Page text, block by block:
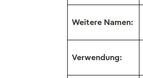
Weitere Namen:
Verwendung: